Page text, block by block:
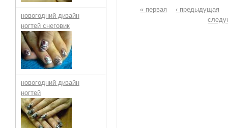
новогодний дизайн
ногтей снеговик
новогодний дизайн
ногтей
Страницы
« первая
‹ предыдущая